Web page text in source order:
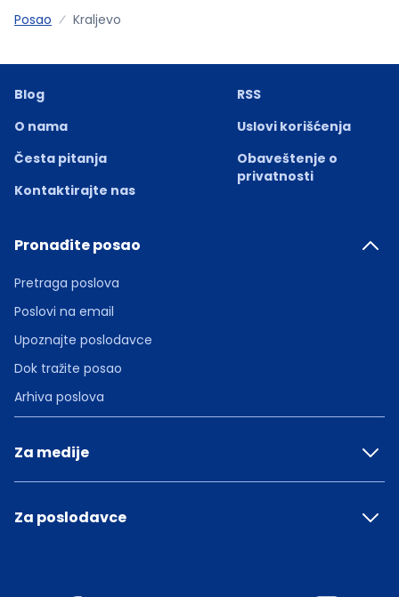
Posao Kraljevo
Blog
O nama
Česta pitanja
Kontaktirajte nas
RSS
Uslovi korišćenja
Obaveštenje o
privatnosti
Pronađite posao
Pretraga poslova
Poslovi na email
Upoznajte poslodavce
Dok tražite posao
Arhiva poslova
Za medije
Za poslodavce